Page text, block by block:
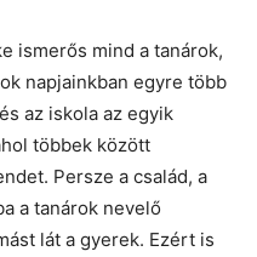
ismerős mind a tanárok,
napjainkban egyre több
az iskola az egyik
többek között
Persze a család, a
a tanárok nevelő
lát a gyerek. Ezért is